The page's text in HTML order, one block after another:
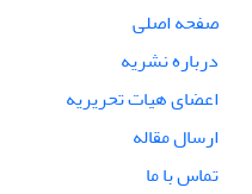
صفحه اصلی
درباره نشریه
اعضای هیات تحریریه
ارسال مقاله
تماس با ما